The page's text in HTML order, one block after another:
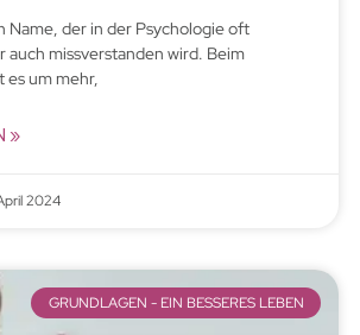
Name, der in der Psychologie oft
auch missverstanden wird. Beim
es um mehr,
»
2024
GRUNDLAGEN - EIN BESSERES LEBEN